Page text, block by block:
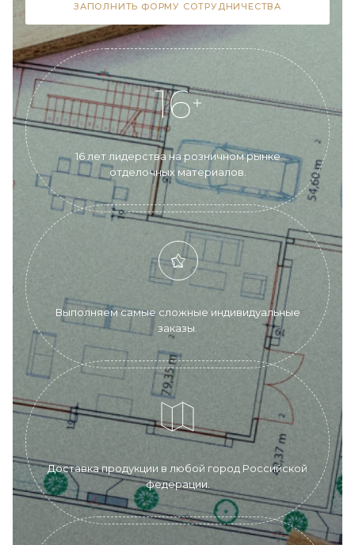
ЗАПОЛНИТЬ ФОРМУ СОТРУДНИЧЕСТВА
16 лет лидерства на розничном рынке
отделочных материалов.
Выполняем самые сложные индивидуальные
заказы.
Доставка продукции в любой город Российской
федерации.